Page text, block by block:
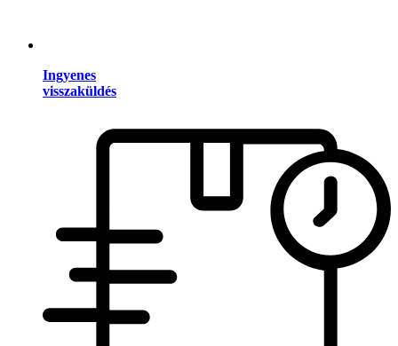
Ingyenes
visszaküldés